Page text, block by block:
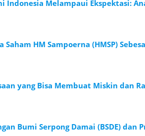
Indonesia Melampaui Ekspektasi:
HM Sampoerna (HMSP)
yang Bisa Membuat Miskin dan
Bumi Serpong Damai (BSDE) dan